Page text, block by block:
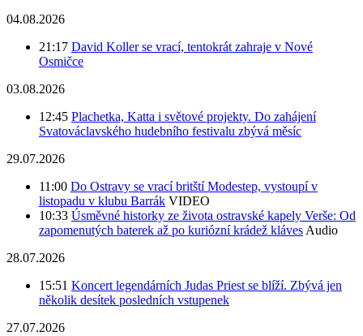
04.08.2026
21:17 David Koller se vrací, tentokrát zahraje v Nové
Osmičce
03.08.2026
12:45 Plachetka, Katta i světové projekty. Do zahájení
Svatováclavského hudebního festivalu zbývá měsíc
29.07.2026
11:00 Do Ostravy se vrací britští Modestep, vystoupí v
listopadu v klubu Barrák VIDEO
10:33 Úsměvné historky ze života ostravské kapely Verše: Od
zapomenutých baterek až po kuriózní krádež kláves Audio
28.07.2026
15:51 Koncert legendárních Judas Priest se blíží. Zbývá jen
několik desítek posledních vstupenek
27.07.2026